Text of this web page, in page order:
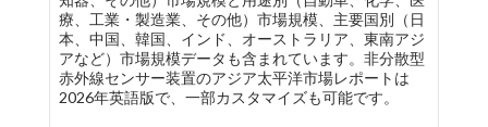
療、工業・製造業、その他）市場規模、主要国別（日
本、中国、韓国、インド、オーストラリア、東南アジ
アなど）市場規模データも含まれています。非分散型
赤外線センサー装置のアジア太平洋市場レポートは
2026年英語版で、一部カスタマイズも可能です。